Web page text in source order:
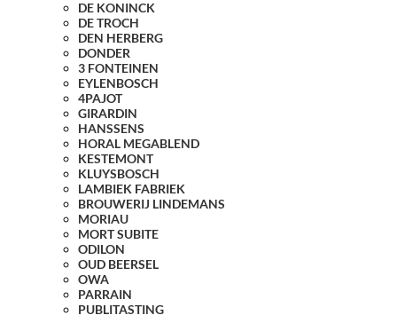
DE KONINCK
DE TROCH
DEN HERBERG
DONDER
3 FONTEINEN
EYLENBOSCH
4PAJOT
GIRARDIN
HANSSENS
HORAL MEGABLEND
KESTEMONT
KLUYSBOSCH
LAMBIEK FABRIEK
BROUWERIJ LINDEMANS
MORIAU
MORT SUBITE
ODILON
OUD BEERSEL
OWA
PARRAIN
PUBLITASTING